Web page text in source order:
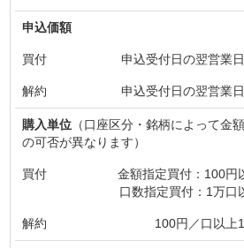
申込価額
買付 申込受付日の翌営業
解約 申込受付日の翌営業
購入単位 （口座区分・銘柄によって金
の可否が異なります）
買付
金額指定買付：100円
口数指定買付：1万口
解約 100円／口以上